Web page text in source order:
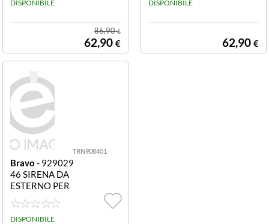
DISPONIBILE
86,90€
62,90 €
DISPONIBILE
62,90 €
TRN908401
Bravo - 929029
46 SIRENA DA
ESTERNO PER
ALLARME ANG
EL 4G WIFI
DISPONIBILE